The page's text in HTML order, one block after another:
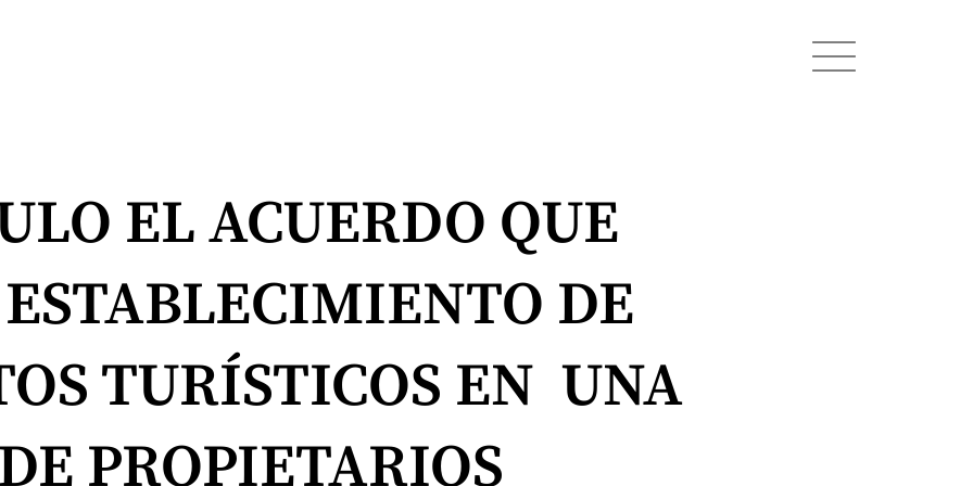
EL ACUERDO QUE
DE
TURÍSTICOS EN UNA
PROPIETARIOS